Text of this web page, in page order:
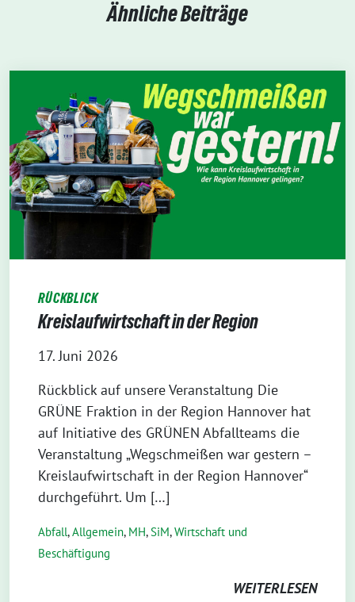
Ähnliche Beiträge
RÜCKBLICK
Kreislaufwirtschaft in der Region
17. Juni 2026
Rückblick auf unsere Veranstaltung Die
GRÜNE Fraktion in der Region Hannover hat
auf Initiative des GRÜNEN Abfallteams die
Veranstaltung „Wegschmeißen war gestern –
Kreislaufwirtschaft in der Region Hannover“
durchgeführt. Um […]
Abfall,Allgemein, MH,SiM,Wirtschaft und
Beschäftigung
WEITERLESEN